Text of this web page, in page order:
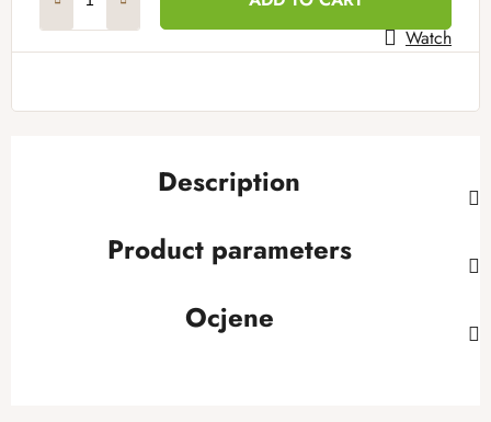
Watch
Description
Product parameters
Ocjene